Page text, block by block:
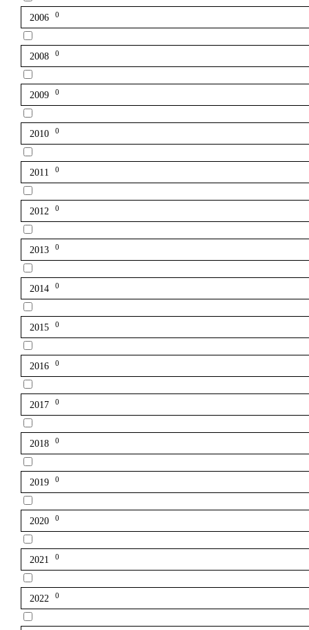
2006 0
2008 0
2009 0
2010 0
2011 0
2012 0
2013 0
2014 0
2015 0
2016 0
2017 0
2018 0
2019 0
2020 0
2021 0
2022 0